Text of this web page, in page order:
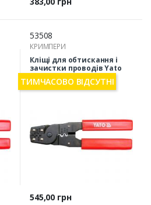
53508
КРИМПЕРИ
Кліщі для обтискання і
зачистки проводів Yato
YT-2256
Ціна
545,00 грн
ТИМЧАСОВО ВІДСУТНІ